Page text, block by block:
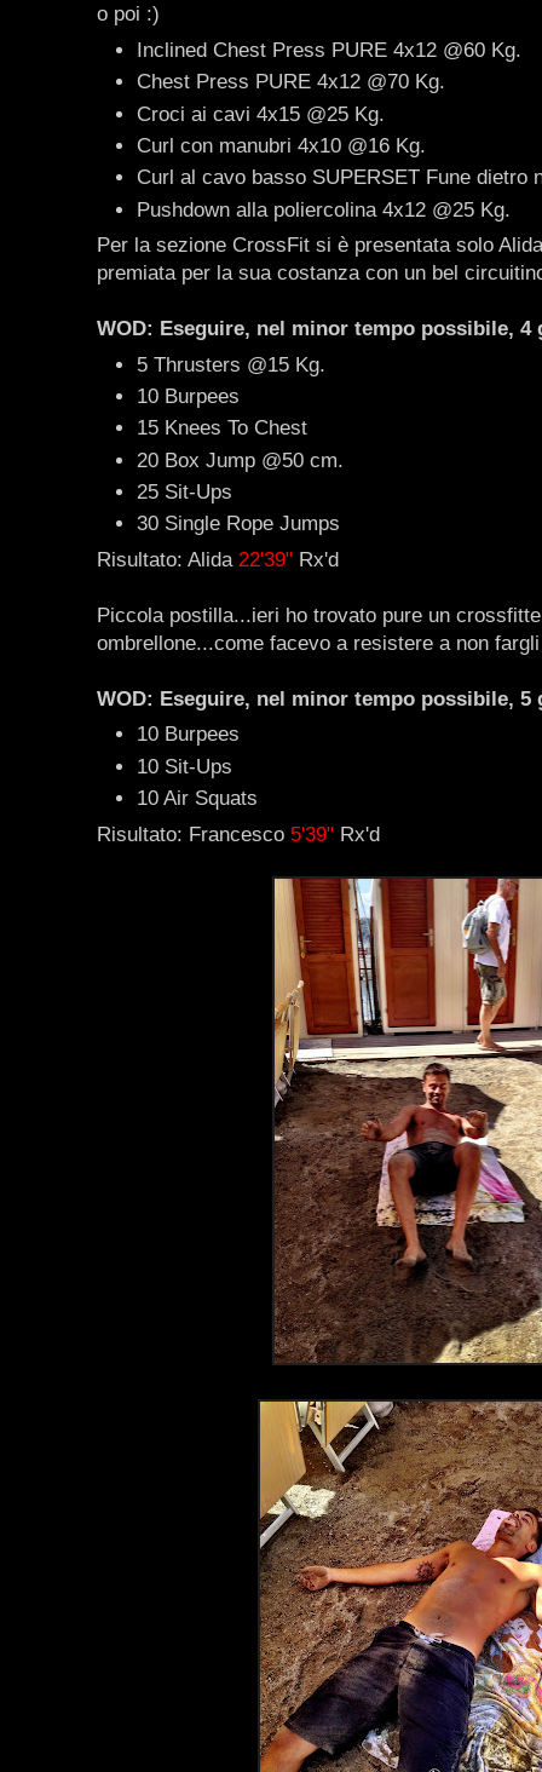
o poi :)
Inclined Chest Press PURE 4x12 @60 Kg.
Chest Press PURE 4x12 @70 Kg.
Croci ai cavi 4x15 @25 Kg.
Curl con manubri 4x10 @16 Kg.
Curl al cavo basso SUPERSET Fune dietro
Pushdown alla poliercolina 4x12 @25 Kg.
Per la sezione CrossFit si è presentata solo
premiata per la sua costanza con un bel
WOD: Eseguire, nel minor tempo possibile,
5 Thrusters @15 Kg.
10 Burpees
15 Knees To Chest
20 Box Jump @50 cm.
25 Sit-Ups
30 Single Rope Jumps
Risultato: Alida 22'39" Rx'd
Piccola postilla...ieri ho trovato pure un
ombrellone...come facevo a resistere a non
WOD: Eseguire, nel minor tempo possibile,
10 Burpees
10 Sit-Ups
10 Air Squats
Risultato: Francesco 5'39" Rx'd